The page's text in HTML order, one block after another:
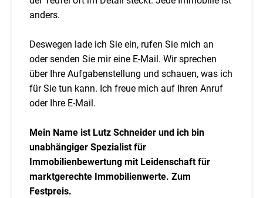
anders.
Deswegen lade ich Sie ein, rufen Sie mich an
oder senden Sie mir eine E-Mail. Wir sprechen
über Ihre Aufgabenstellung und schauen, was ich
für Sie tun kann. Ich freue mich auf Ihren Anruf
oder Ihre E-Mail.
Mein Name ist Lutz Schneider und ich bin
unabhängiger Spezialist für
Immobilienbewertung mit Leidenschaft für
marktgerechte Immobilienwerte. Zum
Festpreis.